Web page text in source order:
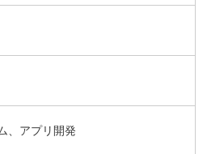
、アプリ開発